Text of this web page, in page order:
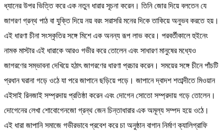
ধ্যানের উপর ভিত্তি করে এক নতুন ধারার সূচনা করেন। তিনি জোর দিয়ে বলতেন যে
জাগরণ গ্রন্থ পাঠ বা যুক্তি দিয়ে নয় বরং সরাসরি মনের দিকে তাকিয়ে অনুভব করতে হয়।
এই ধারণা চীনা সংস্কৃতির সঙ্গে মিশে এক অনন্য রূপ লাভ করে। পরবর্তীকালে হুইনেং
নামক মাস্টার এই ধারাকে আরও গভীর করে তোলেন এবং সাধারণ মানুষের মধ্যেও
জাগরণের সম্ভাবনা দেখিয়ে হঠাৎ জাগরণের ধারণা প্রচার করেন। সময়ের সঙ্গে চীনে পাঁচটি
প্রধান ঘরানা গড়ে ওঠে যা পরে জাপানে ছড়িয়ে পড়ে। জাপানে দ্বাদশ শতাব্দীতে মিওয়ান
এইসাই রিনজাই সম্প্রদায় প্রতিষ্ঠা করেন এবং দোগেন সোতো সম্প্রদায় গড়ে তোলেন।
দোগেনের লেখা শোবোগেনজো গ্রন্থ জেন চিন্তাধারার এক অমূল্য সম্পদ হয়ে ওঠে।
এই ধারা জাপানি সমাজে গভীরভাবে প্রবেশ করে চা অনুষ্ঠান বাগান নির্মাণ ক্যালিগ্রাফি